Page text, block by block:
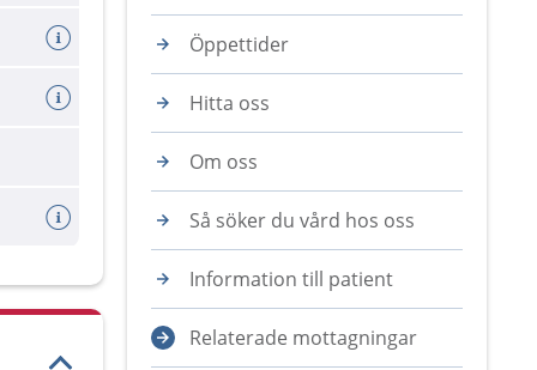
Öppettider
Hitta oss
Om oss
Så söker du vård hos oss
Information till patient
Relaterade mottagningar